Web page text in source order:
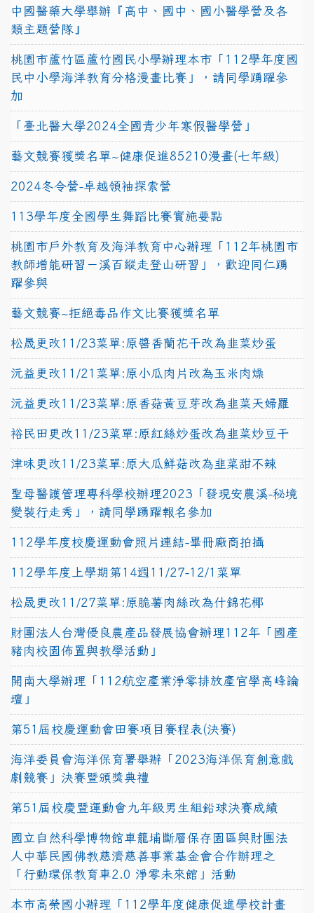
中國醫藥大學舉辦『高中、國中、國小醫學營及各
類主題營隊』
桃園市蘆竹區蘆竹國民小學辦理本市「112學年度國
民中小學海洋教育分格漫畫比賽」，請同學踴躍參
加
「臺北醫大學2024全國青少年寒假醫學營」
藝文競賽獲獎名單~健康促進85210漫畫(七年級)
2024冬令營-卓越領袖探索營
113學年度全國學生舞蹈比賽實施要點
桃園市戶外教育及海洋教育中心辦理「112年桃園市
教師增能研習－溪百縱走登山研習」，歡迎同仁踴
躍參與
藝文競賽~拒絕毒品作文比賽獲獎名單
松晟更改11/23菜單:原醬香蘭花干改為韭菜炒蛋
沅益更改11/21菜單:原小瓜肉片改為玉米肉燥
沅益更改11/23菜單:原香菇黃豆芽改為韭菜天婦羅
裕民田更改11/23菜單:原紅絲炒蛋改為韭菜炒豆干
津味更改11/23菜單:原大瓜鮮菇改為韭菜甜不辣
聖母醫護管理專科學校辦理2023「發現安農溪-秘境
變裝行走秀」，請同學踴躍報名參加
112學年度校慶運動會照片連結-畢冊廠商拍攝
112學年度上學期第14週11/27-12/1菜單
松晟更改11/27菜單:原脆薯肉絲改為什錦花椰
財團法人台灣優良農產品發展協會辦理112年「國產
豬肉校園佈置與教學活動」
開南大學辦理「112航空產業淨零排放產官學高峰論
壇」
第51屆校慶運動會田賽項目賽程表(決賽)
海洋委員會海洋保育署舉辦「2023海洋保育創意戲
劇競賽」決賽暨頒獎典禮
第51屆校慶暨運動會九年級男生組鉛球決賽成績
國立自然科學博物館車籠埔斷層保存園區與財團法
人中華民國佛教慈濟慈善事業基金會合作辦理之
「行動環保教育車2.0 淨零未來館」活動
本市高榮國小辦理「112學年度健康促進學校計畫